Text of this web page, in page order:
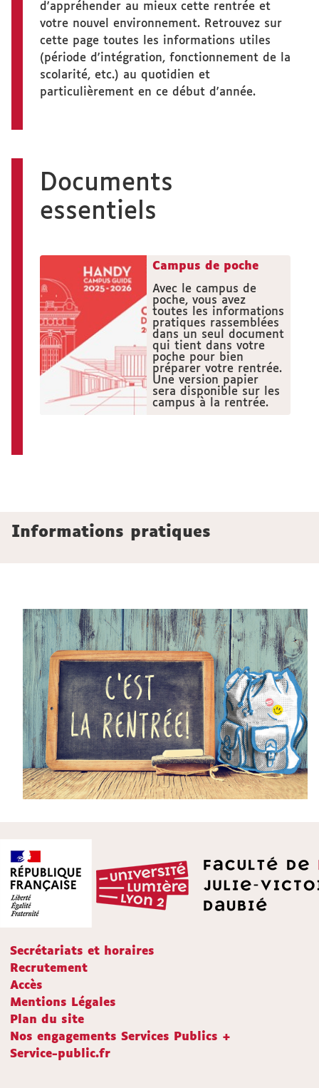
d'appréhender au mieux cette rentrée et
votre nouvel environnement. Retrouvez sur
cette page toutes les informations utiles
(période d'intégration, fonctionnement de la
scolarité, etc.) au quotidien et
particulièrement en ce début d'année.
Documents
essentiels
Campus de poche
Avec le campus de
poche, vous avez
toutes les informations
pratiques rassemblées
dans un seul document
qui tient dans votre
poche pour bien
préparer votre rentrée.
Une version papier
sera disponible sur les
campus à la rentrée.
Informations pratiques
Secrétariats et horaires
Recrutement
Accès
Mentions Légales
Plan du site
Nos engagements Services Publics +
Service-public.fr